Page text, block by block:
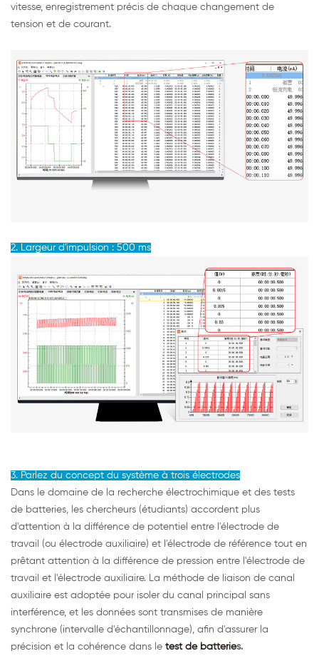
vitesse, enregistrement précis de chaque changement de
tension et de courant.
2. Largeur d'impulsion : 500 ms
3. Parlez du concept du système à trois électrodes
Dans le domaine de la recherche électrochimique et des tests
de batteries, les chercheurs (étudiants) accordent plus
d'attention à la différence de potentiel entre l'électrode de
travail (ou électrode auxiliaire) et l'électrode de référence tout en
prêtant attention à la différence de pression entre l'électrode de
travail et l'électrode auxiliaire. La méthode de liaison de canal
auxiliaire est adoptée pour isoler du canal principal sans
interférence, et les données sont transmises de manière
synchrone (intervalle d'échantillonnage), afin d'assurer la
précision et la cohérence dans le test de batteries.